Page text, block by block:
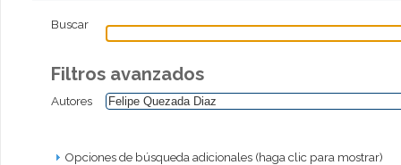
Buscar
Filtros avanzados
Autores
Opciones de búsqueda adicionales (haga clic para mostrar)